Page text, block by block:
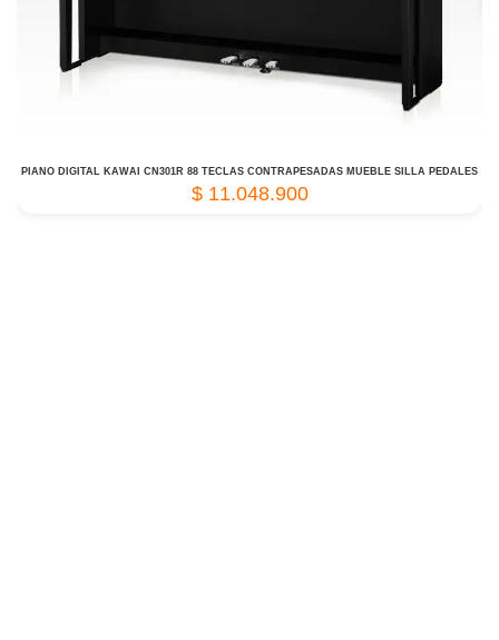
PIANO DIGITAL KAWAI CN301R 88 TECLAS CONTRAPESADAS MUEBLE SILLA PEDALES
$11.048.900